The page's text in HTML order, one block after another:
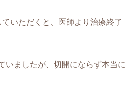
いただくと、医師より治療終了
いましたが、切開にならず本当に